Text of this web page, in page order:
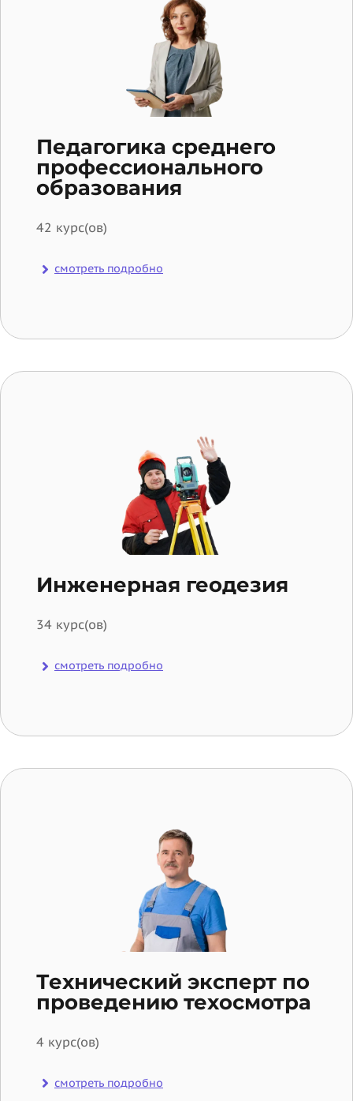
Педагогика среднего
профессионального
образования
42 курс(ов)
смотреть подробно
Инженерная геодезия
34 курс(ов)
смотреть подробно
Технический эксперт по
проведению техосмотра
4 курс(ов)
смотреть подробно